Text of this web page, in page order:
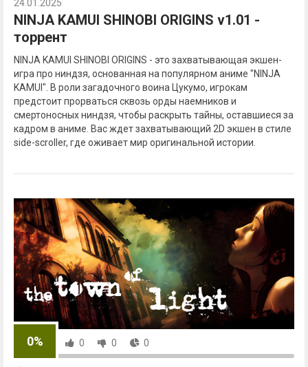
24.01.2025
NINJA KAMUI SHINOBI ORIGINS v1.01 -
торрент
NINJA KAMUI SHINOBI ORIGINS - это захватывающая экшен-
игра про ниндзя, основанная на популярном аниме "NINJA
KAMUI". В роли загадочного воина Цукумо, игрокам
предстоит прорваться сквозь орды наемников и
смертоносных ниндзя, чтобы раскрыть тайны, оставшиеся за
кадром в аниме. Вас ждет захватывающий 2D экшен в стиле
side-scroller, где оживает мир оригинальной истории.
0% 0 0 0